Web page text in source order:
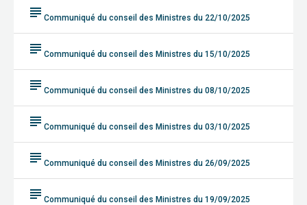
subject Communiqué du conseil des Ministres du 22/10/2025
subject Communiqué du conseil des Ministres du 15/10/2025
subject Communiqué du conseil des Ministres du 08/10/2025
subject Communiqué du conseil des Ministres du 03/10/2025
subject Communiqué du conseil des Ministres du 26/09/2025
subject Communiqué du conseil des Ministres du 19/09/2025